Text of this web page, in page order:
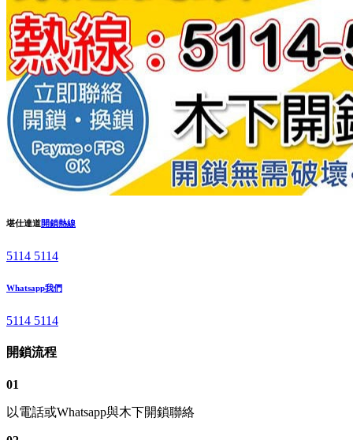
堪仕達道開鎖熱線
5114 5114
Whatsapp我們
5114 5114
開鎖流程
01
以電話或Whatsapp與木下開鎖聯絡